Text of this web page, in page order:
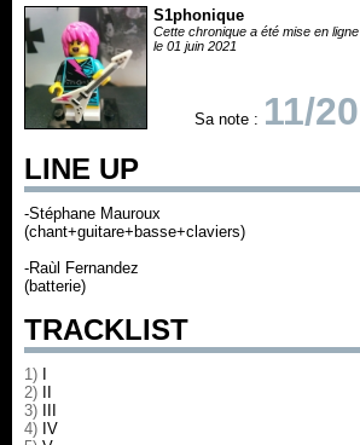
S1phonique
Cette chronique a été mise en ligne
le 01 juin 2021
Sa note : 11/20
LINE UP
-Stéphane Mauroux
(chant+guitare+basse+claviers)
-Raùl Fernandez
(batterie)
TRACKLIST
1)
2)
3)
4) IV